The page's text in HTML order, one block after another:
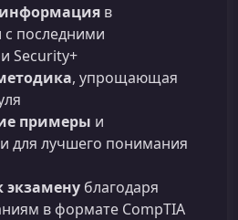
в
с последними
Security+
, упрощающая
примеры и
для лучшего понимания
экзамену благодаря
в формате CompTIA